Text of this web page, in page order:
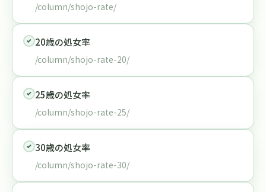
/column/shojo-rate/
20歳の処女率
/column/shojo-rate-20/
25歳の処女率
/column/shojo-rate-25/
30歳の処女率
/column/shojo-rate-30/